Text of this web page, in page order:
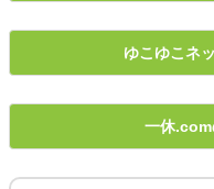
ゆこゆこネ
一休.com